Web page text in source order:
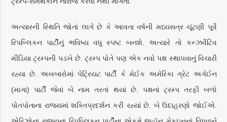
અત્યારની સ્થિતિ જોતાં લાગે છે કે આવતા વર્ષની મધ્યસત્ર ચૂંટણી પૂર્વે
રિપબ્લિકન પાર્ટીનું ભવિષ્ય વધુ સ્પષ્ટ બનશે. અત્યારે તો કન્ઝર્વેટિવ
મીડિયા ટ્રમ્પની પડખે છે. ટ્રમ્પ પોતે પણ એક નવો પક્ષ સ્થાપવાનું વિચારી
રહ્યા છે. અખબારોમાં પેટ્રિયટ પાર્ટી કે મેઈક અમેરિકા ગ્રેટ અગેઈન
(માગા) પાર્ટી જેવાં બે નામ તરતાં થયાં છે. પક્ષનાં ટ્રમ્પ તરફી બળો
પોતપોતાના રાજ્યમાં શક્તિપ્રદર્શન કરી રહ્યાં છે. બે ઉદાહરણો જોઈએ.